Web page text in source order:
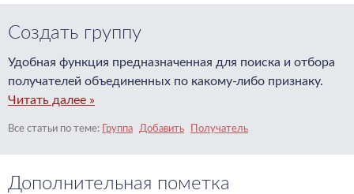
Создать группу
Удобная функция предназначенная для поиска и отбора
получателей объединенных по какому-либо признаку.
Читать далее »
Группа Добавить Получатель
Дополнительная пометка